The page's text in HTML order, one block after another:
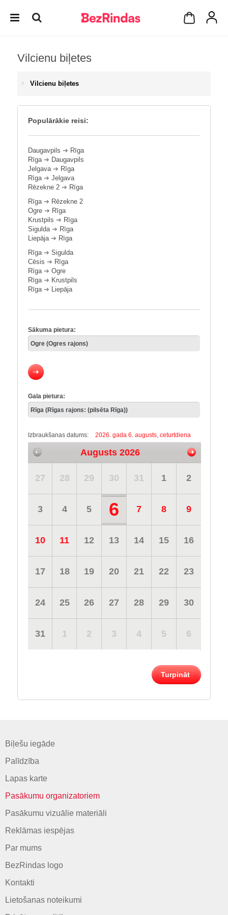
Vilcienu biļetes
Vilcienu biļetes
Populārākie reisi:
Daugavpils ➔ Rīga
Rīga➔ Daugavpils
Jelgava➔ Rīga
Rīga➔ Jelgava
Rēzekne 2 ➔ Rīga
Rīga➔ Rēzekne 2
Ogre ➔ Rīga
Krustpils ➔ Rīga
Sigulda➔ Rīga
Liepāja➔ Rīga
Rīga➔ Sigulda
Cēsis ➔ Rīga
Rīga➔ Ogre
Rīga➔ Krustpils
Rīga➔ Liepāja
Sākuma pietura:
Gala pietura:
Izbraukšanas datums: 2026. gada 6. augusts, ceturtdiena
Augusts 2026
27 28 29 30 31 1 2
3 4 5 6 7 8 9
10 11 12 13 14 15 16
17 18 19 20 21 22 23
24 25 26 27 28 29 30
31 1 2 3 4 5 6
Turpināt
Biļešu iegāde
Palīdzība
Lapas karte
Pasākumu organizatoriem
Pasākumu vizuālie materiāli
Reklāmas iespējas
Par mums
BezRindas logo
Kontakti
Lietošanas noteikumi